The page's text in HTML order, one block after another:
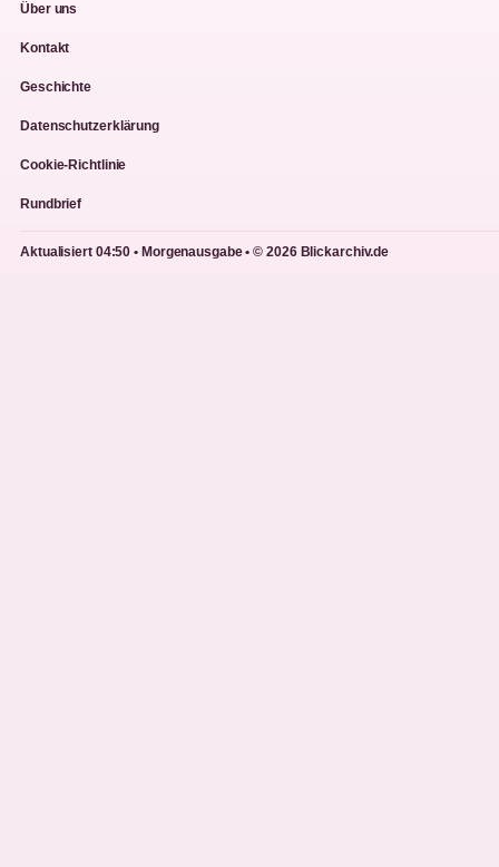
Über uns
Kontakt
Geschichte
Datenschutzerklärung
Cookie-Richtlinie
Rundbrief
Aktualisiert 04:50 • Morgenausgabe • © 2026 Blickarchiv.de